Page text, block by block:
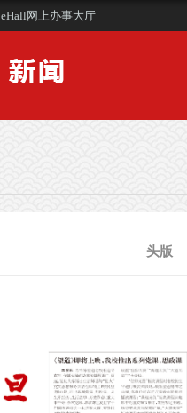
eHall网上办事大厅
头版